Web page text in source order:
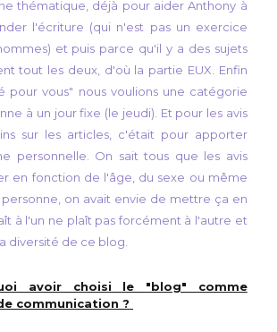
thématique, déjà pour aider Anthony à
l'écriture (qui n'est pas un exercice
et puis parce qu'il y a des sujets
tout les deux, d'où la partie EUX. Enfin
pour vous" nous voulions une catégorie
à un jour fixe (le jeudi). Et pour les avis
sur les articles, c'était pour apporter
personnelle. On sait tous que les avis
en fonction de l'âge, du sexe ou même
on avait envie de mettre ça en
à l'un ne plaît pas forcément à l'autre et
diversité de ce blog.
avoir choisi le "blog" comme
communication ?